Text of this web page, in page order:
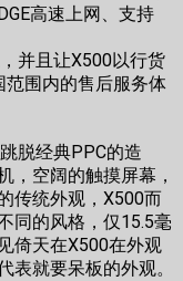
高速上网、支持
并且让X500以行货
范围内的售后服务体
脱经典PPC的造
，空阔的触摸屏幕，
传统外观，X500而
同的风格，仅15.5毫
倚天在X500在外观
表就要呆板的外观。